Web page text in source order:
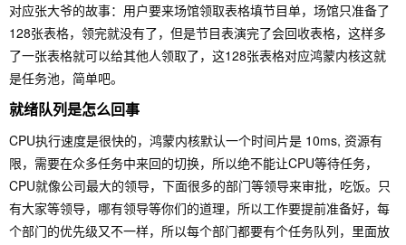
对应张大爷的故事：用户要来场馆领取表格填节目单，场馆只准备了
128张表格，领完就没有了，但是节目表演完了会回收表格，这样多
了一张表格就可以给其他人领取了，这128张表格对应鸿蒙内核这就
是任务池，简单吧。
就绪队列是怎么回事
CPU执行速度是很快的，鸿蒙内核默认一个时间片是 10ms, 资源有
限，需要在众多任务中来回的切换，所以绝不能让CPU等待任务，
CPU就像公司最大的领导，下面很多的部门等领导来审批，吃饭。只
有大家等领导，哪有领导等你们的道理，所以工作要提前准备好，每
个部门的优先级又不一样，所以每个部门都要有个任务队列，里面放